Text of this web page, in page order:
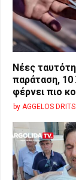
Νέες
παράταση, 10
φέρνει πιο
by AGGELOS